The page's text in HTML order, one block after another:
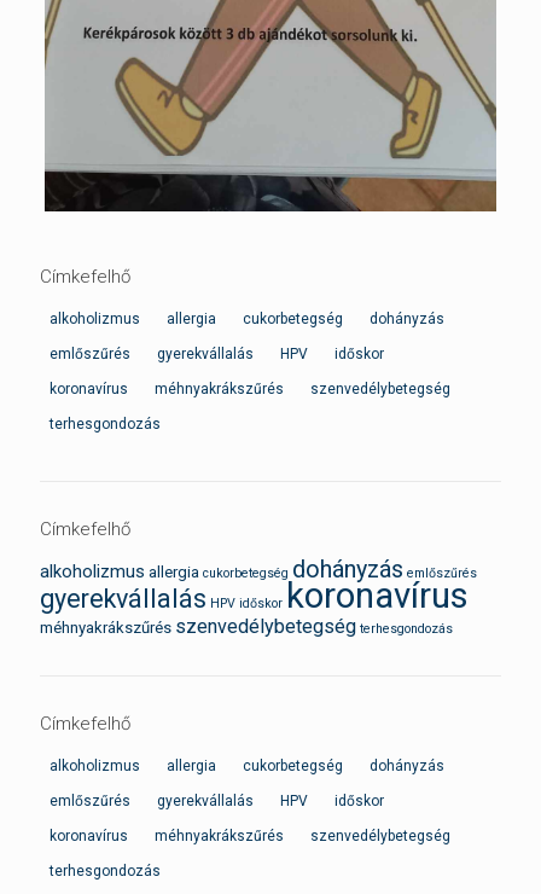
Címkefelhő
alkoholizmus allergia cukorbetegség dohányzás
emlőszűrés gyerekvállalás HPV időskor
koronavírus méhnyakrákszűrés szenvedélybetegség
terhesgondozás
Címkefelhő
alkoholizmus allergia cukorbetegség dohányzás emlőszűrés
gyerekvállalás HPV időskor koronavírus
méhnyakrákszűrés szenvedélybetegség terhesgondozás
Címkefelhő
alkoholizmus allergia cukorbetegség dohányzás
emlőszűrés gyerekvállalás HPV időskor
koronavírus méhnyakrákszűrés szenvedélybetegség
terhesgondozás